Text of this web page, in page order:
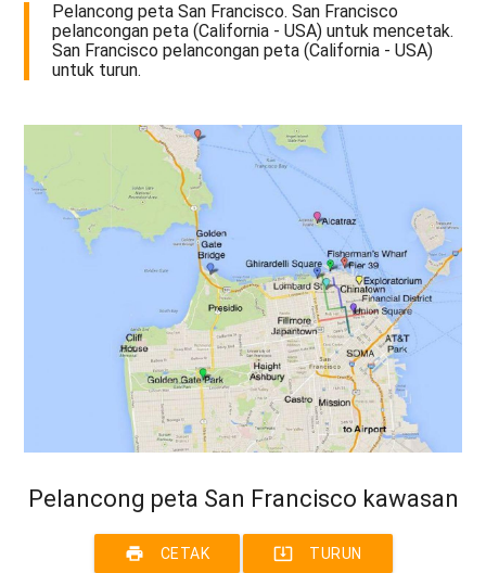
Pelancong peta San Francisco. San Francisco
pelancongan peta (California - USA) untuk mencetak.
San Francisco pelancongan peta (California - USA)
untuk turun.
Pelancong peta San Francisco kawasan
print CETAK system_update_alt TURUN